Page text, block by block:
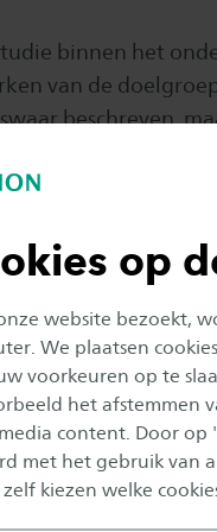
op
website bezoekt,
We plaatsen
voorkeuren op te
het afstemmen
content. Door op
met het gebruik van
kiezen welke
binnen het
van de
beschreven,
vrij compleet
complexiteit van de
kenmerken van de
de kenmerken
zorg nodig
in hun nog jonge
hun situatie. Er is
te maken dan
nog geen